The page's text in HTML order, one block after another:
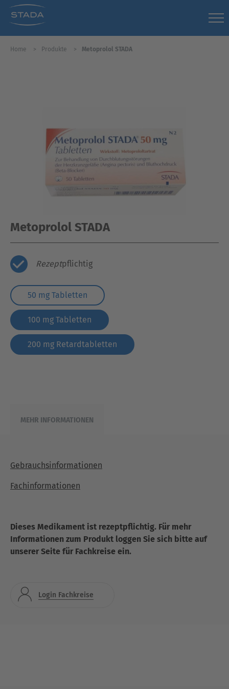
Home Produkte Metoprolol STADA
Metoprolol STADA
Rezeptpflichtig
50 mg Tabletten
100 mg Tabletten
200 mg Retardtabletten
MEHR INFORMATIONEN
Gebrauchsinformationen
Fachinformationen
Dieses Medikament ist rezeptpflichtig. Für mehr
Informationen zum Produkt loggen Sie sich bitte auf
unserer Seite für Fachkreise ein.
Login Fachkreise